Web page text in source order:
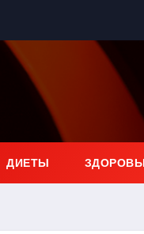
ДИЕТЫ